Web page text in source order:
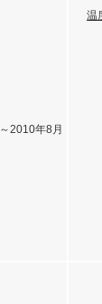
～2010年8月
温